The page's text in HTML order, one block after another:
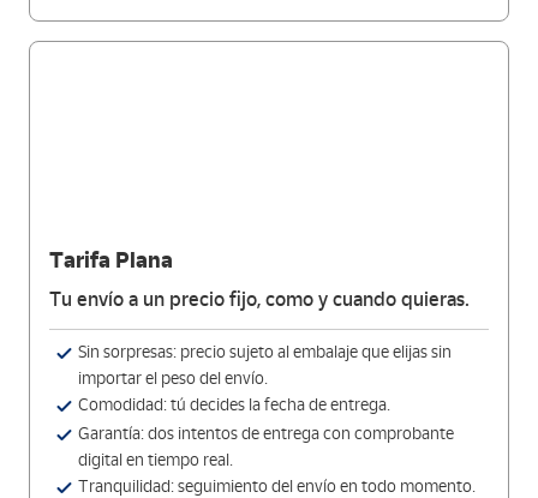
Tarifa Plana
Tu envío a un precio fijo, como y cuando quieras.
Sin sorpresas: precio sujeto al embalaje que elijas sin
importar el peso del envío.
Comodidad: tú decides la fecha de entrega.
Garantía: dos intentos de entrega con comprobante
digital en tiempo real.
Tranquilidad: seguimiento del envío en todo momento.